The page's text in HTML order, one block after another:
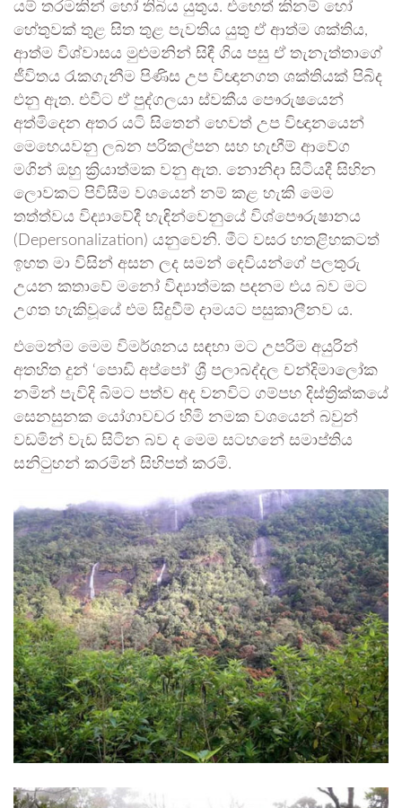
යම් තරමකින් හෝ තිබිය යුතුය. එහෙත් කිනම් හෝ
හේතුවක් තුළ සිත තුළ පැවතිය යුතු ඒ ආත්ම ශක්තිය,
ආත්ම විශ්වාසය මුළුමනින් සිඳී ගිය පසු ඒ තැනැත්තාගේ
ජීවිතය රැකගැනීම පිණිස උප විඥානගත ශක්තියක් පිබිද
එනු ඇත. එවිට ඒ පුද්ගලයා ස්වකීය පෞරුෂයෙන්
අත්මිදෙන අතර යටි සිතෙන් හෙවත් උප විඥානයෙන්
මෙහෙයවනු ලබන පරිකල්පන සහ හැඟීම් ආවේග
මගින් ඔහු ක්‍රියාත්මක වනු ඇත. නොනිදා සිටියදී සිහින
ලොවකට පිවිසීම වශයෙන් නම් කළ හැකි මෙම
තත්ත්වය විද්‍යාවේදී හැඳින්වෙනුයේ විශ්පෞරුෂානය
(Depersonalization) යනුවෙනි. මීට වසර හතළිහකටත්
ඉහත මා විසින් අසන ලද සමන් දෙවියන්ගේ පලතුරු
උයන කතාවේ මනෝ විද්‍යාත්මක පදනම එය බව මට
උගත හැකිවූයේ එම සිදුවීම් දාමයට පසුකාලීනව ය.
එමෙන්ම මෙම විමර්ශනය සඳහා මට උපරිම අයුරින්
අතහිත දුන් ‘පොඩි අප්පෝ’ ශ්‍රී පලාබද්දල චන්දිමාලෝක
නමින් පැවිදි බිමට පත්ව අද වනවිට ගම්පහ දිස්ත්‍රික්කයේ
සෙනසුනක යෝගාවචර හිමි නමක වශයෙන් බවුන්
වඩමින් වැඩ සිටින බව ද මෙම සටහනේ සමාප්තිය
සනිටුහන් කරමින් සිහිපත් කරමි.